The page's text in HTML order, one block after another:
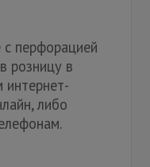
перфорацией
розницу в
либо